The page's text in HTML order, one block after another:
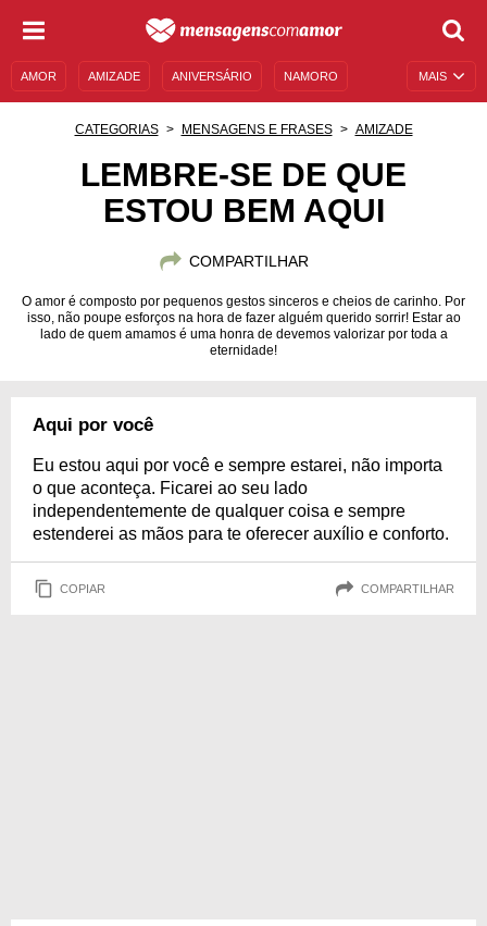
MAIS
AMOR AMIZADE ANIVERSÁRIO NAMORO
MENSAGENS E FRASES MENSAGENS DE ANIVERSÁRIO
CATEGORIAS MENSAGENS E FRASES AMIZADE
LEMBRE-SE DE QUE
ESTOU BEM AQUI
COMPARTILHAR
O amor é composto por pequenos gestos sinceros e cheios de carinho. Por
isso, não poupe esforços na hora de fazer alguém querido sorrir! Estar ao
lado de quem amamos é uma honra de devemos valorizar por toda a
eternidade!
Aqui por você
Eu estou aqui por você e sempre estarei, não importa
o que aconteça. Ficarei ao seu lado
independentemente de qualquer coisa e sempre
estenderei as mãos para te oferecer auxílio e conforto.
COPIAR COMPARTILHAR